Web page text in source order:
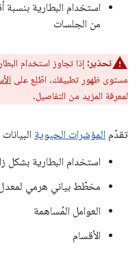
من الجلسات
تحذير:
مستوى ظهور تطبيقك. اطّلِع على
لمعرفة المزيد من التفاصيل.
تقدّم المؤشرات الحيوية
استخدام البطارية بشكل
مخطّط بياني هرمي لمعدل
العوامل المُساهمة
الأقسام